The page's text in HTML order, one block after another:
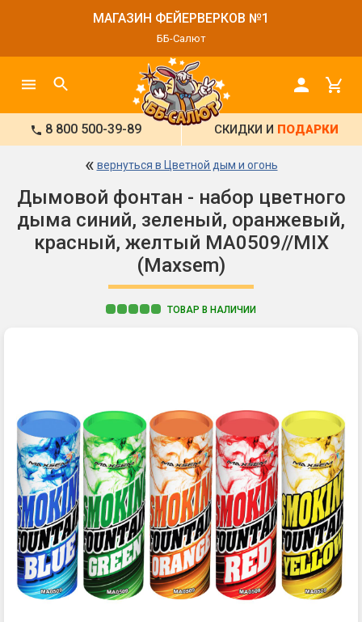
МАГАЗИН ФЕЙЕРВЕРКОВ №1
ББ-Салют
8 800 500-39-89 СКИДКИ И ПОДАРКИ
« вернуться в Цветной дым и огонь
Дымовой фонтан - набор цветного
дыма синий, зеленый, оранжевый,
красный, желтый MA0509//MIX
(Maxsem)
ТОВАР В НАЛИЧИИ